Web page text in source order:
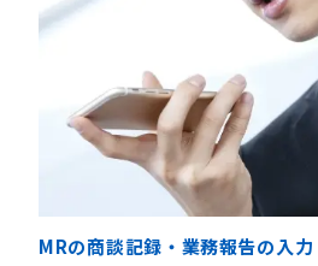
MRの商談記録・業務報告の入力